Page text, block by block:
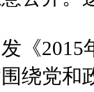
《
绕党